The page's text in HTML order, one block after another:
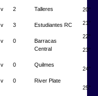
v 2 Talleres
v 3 Estudiantes RC
v 0
Barracas
Central
v 0 Quilmes
v 0 River Plate
20°
21°
22°
23°
24°
25°